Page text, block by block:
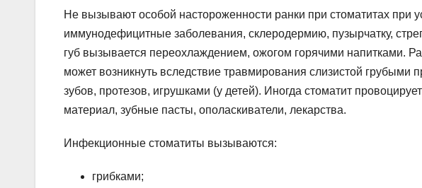
Не вызывают особой настороженности ранки при стоматитах при
иммунодефицитные заболевания, склеродермию, пузырчатку,
губ вызывается переохлаждением, ожогом горячими напитками.
может возникнуть вследствие травмирования слизистой грубыми
зубов, протезов, игрушками (у детей). Иногда стоматит
материал, зубные пасты, ополаскиватели, лекарства.
Инфекционные стоматиты вызываются:
грибками;